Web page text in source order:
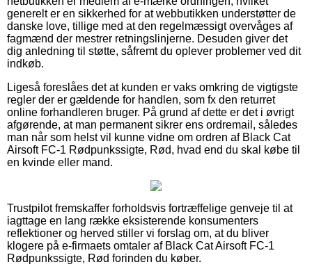
generelt er en sikkerhed for at webbutikken understøtter de
danske love, tillige med at den regelmæssigt overvåges af
fagmænd der mestrer retningslinjerne. Desuden giver det
dig anledning til støtte, såfremt du oplever problemer ved dit
indkøb.
Ligeså foreslåes det at kunden er vaks omkring de vigtigste
regler der er gældende for handlen, som fx den returret
online forhandleren bruger. På grund af dette er det i øvrigt
afgørende, at man permanent sikrer ens ordremail, således
man når som helst vil kunne vidne om ordren af Black Cat
Airsoft FC-1 Rødpunkssigte, Rød, hvad end du skal købe til
en kvinde eller mand.
Trustpilot fremskaffer forholdsvis fortræffelige genveje til at
iagttage en lang række eksisterende konsumenters
reflektioner og herved stiller vi forslag om, at du bliver
klogere på e-firmaets omtaler af Black Cat Airsoft FC-1
Rødpunkssigte, Rød forinden du køber.